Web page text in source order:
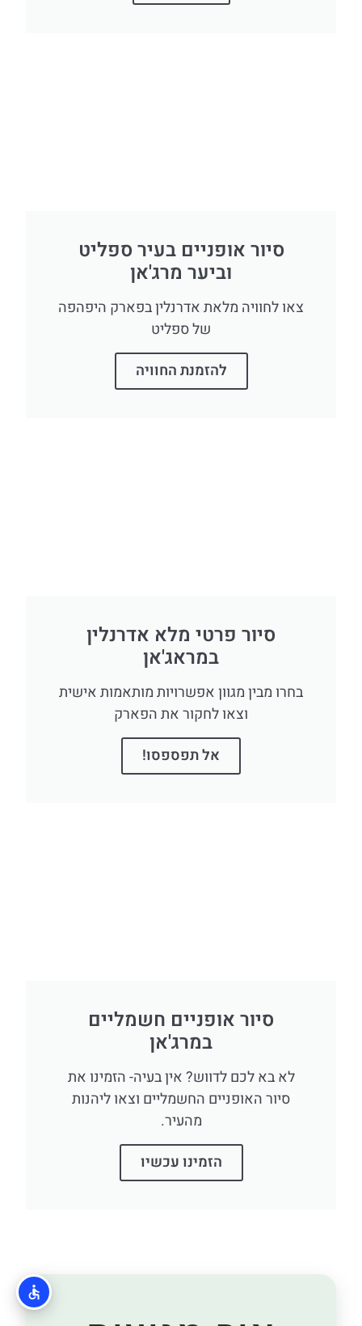
סיור אופניים בעיר ספליט
וביער מרג'אן
צאו לחוויה מלאת אדרנלין בפארק היפהפה
של ספליט
להזמנת החוויה
סיור פרטי מלא אדרנלין
במראג'אן
בחרו מבין מגוון אפשרויות מותאמות אישית
וצאו לחקור את הפארק
אל תפספסו!
סיור אופניים חשמליים
במרג'אן
לא בא לכם לדווש? אין בעיה- הזמינו את
סיור האופניים החשמליים וצאו ליהנות
מהעיר.
הזמינו עכשיו